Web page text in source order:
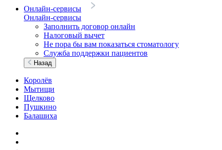
Онлайн-сервисы
Онлайн-сервисы
Заполнить договор онлайн
Налоговый вычет
Не пора бы вам показаться стоматологу
Служба поддержки пациентов
Назад
Королёв
Мытищи
Щелково
Пушкино
Балашиха